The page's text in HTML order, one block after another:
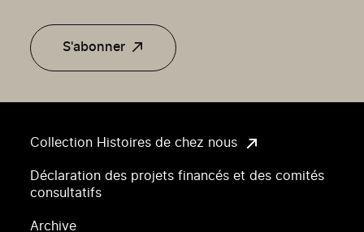
Collection Histoires de chez nous
Déclaration des projets financés et des comités
consultatifs
Archive
S'abonner